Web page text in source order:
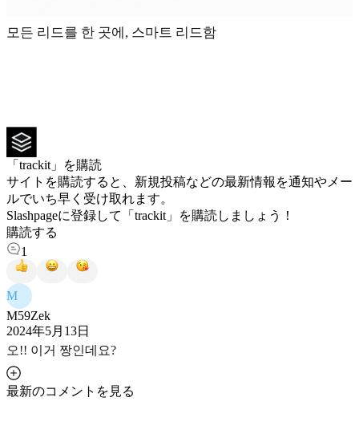
모든 리드를 한 곳에, 스마트 리드함
「trackit」を購読
サイトを購読すると、新規投稿などの最新情報を通知やメー
ルでいち早く受け取れます。
Slashpageに登録して「trackit」を購読しましょう！
購読する
1
M
M59Zek
2024年5月13日
오!! 이거 짱인데요?
最新のコメントを見る